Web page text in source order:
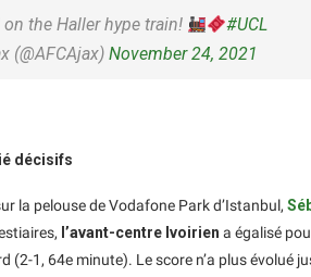
the Haller hype train!
#UCL
(@AFCAjax) November 24, 2021
décisifs
la pelouse de Vodafone Park d’Istanbul,
l’avant-centre Ivoirien a égalisé
(2-1, 64e minute). Le score n’a plus